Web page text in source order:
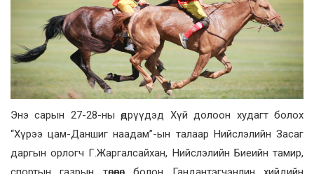
Энэ сарын 27-28-ны өдрүүдэд Хүй долоон худагт болох
“Хүрээ цам-Даншиг наадам”-ын талаар Нийслэлийн Засаг
даргын орлогч Г.Жаргалсайхан, Нийслэлийн Биеийн тамир,